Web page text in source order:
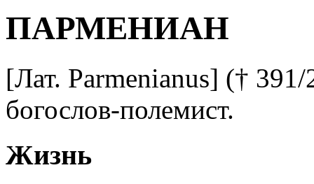
ПАРМЕНИАН
[Лат. Parmenianus] (†
богослов-полемист.
Жизнь